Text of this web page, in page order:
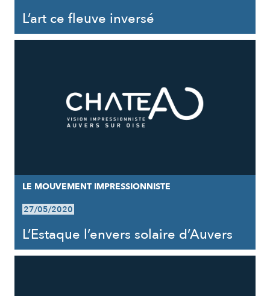
L’art ce fleuve inversé
LE MOUVEMENT IMPRESSIONNISTE
27/05/2020
L’Estaque l’envers solaire d’Auvers